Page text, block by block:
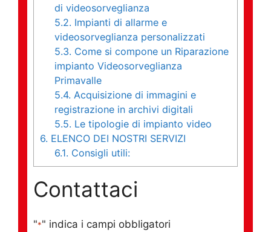
di videosorveglianza
5.2. Impianti di allarme e
videosorveglianza personalizzati
5.3. Come si compone un Riparazione
impianto Videosorveglianza
Primavalle
5.4. Acquisizione di immagini e
registrazione in archivi digitali
5.5. Le tipologie di impianto video
6. ELENCO DEI NOSTRI SERVIZI
6.1. Consigli utili:
Contattaci
"*" indica i campi obbligatori